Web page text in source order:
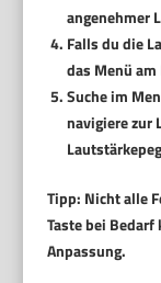
angenehmer
Falls du die
das Menü am
Suche im
navigiere zur
Tipp: Nicht alle
Taste bei
Anpassung.